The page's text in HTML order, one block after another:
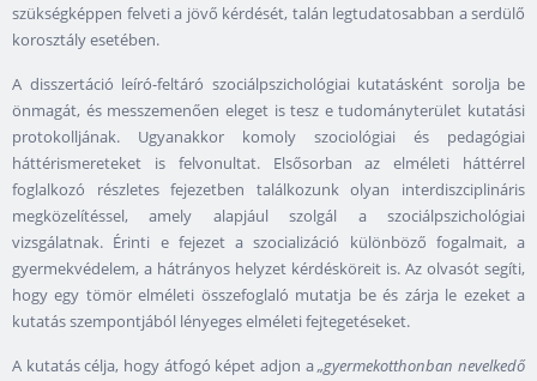
szükségképpen felveti a jövő kérdését, talán legtudatosabban a serdülő
korosztály esetében.
A disszertáció leíró-feltáró szociálpszichológiai kutatásként sorolja be
önmagát, és messzemenően eleget is tesz e tudományterület kutatási
protokolljának. Ugyanakkor komoly szociológiai és pedagógiai
háttérismereteket is felvonultat. Elsősorban az elméleti háttérrel
foglalkozó részletes fejezetben találkozunk olyan interdiszciplináris
megközelítéssel, amely alapjául szolgál a szociálpszichológiai
vizsgálatnak. Érinti e fejezet a szocializáció különböző fogalmait, a
gyermekvédelem, a hátrányos helyzet kérdésköreit is. Az olvasót segíti,
hogy egy tömör elméleti összefoglaló mutatja be és zárja le ezeket a
kutatás szempontjából lényeges elméleti fejtegetéseket.
A kutatás célja, hogy átfogó képet adjon a„gyermekotthonban nevelkedő